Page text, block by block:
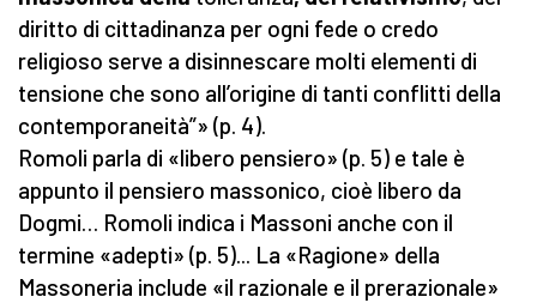
diritto di cittadinanza per ogni fede o credo
religioso serve a disinnescare molti elementi di
tensione che sono all’origine di tanti conflitti della
contemporaneità”» (p. 4).
Romoli parla di «libero pensiero» (p. 5) e tale è
appunto il pensiero massonico, cioè libero da
Dogmi… Romoli indica i Massoni anche con il
termine «adepti» (p. 5)... La «Ragione» della
Massoneria include «il razionale e il prerazionale»